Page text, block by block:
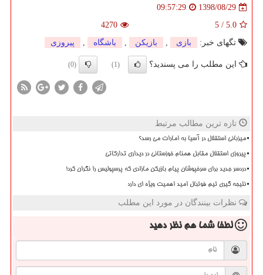
1398/08/29
09:57:29
5.0
/
5
4270
تگهای خبر:
بازی , بازیكن , باشگاه , پیروزی
این مطلب را می پسندید؟ (1)
(0)
تازه ترین مطالب مرتبط
میزبانی استقلال در آسیا به امارات می رسد؟
پیروزی استقلال مقابل همنام خوزستانی در دیداری تدارکاتی
دردسر جدید برای سرخپوشان پیام بازیکن مازادی که پرسپولیس را نگران کرد!
نتیجه گیری تیم فوتبال امید اهمیت ویژه ای دارد
نظرات بینندگان در مورد این مطلب
لطفا شما همنظر دهید